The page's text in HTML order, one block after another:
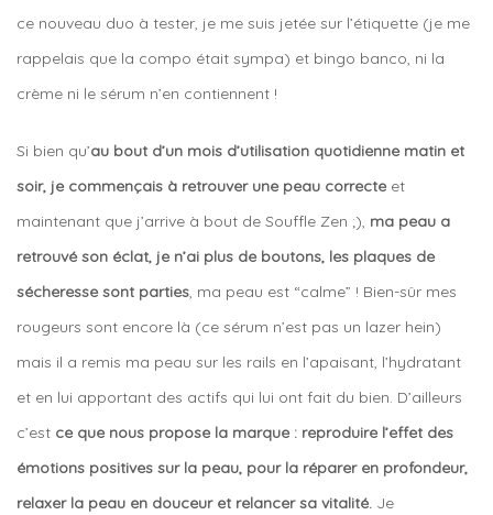
ce nouveau duo à tester, je me suis jetée sur l’étiquette (je me
rappelais que la compo était sympa) et bingo banco, ni la
crème ni le sérum n’en contiennent !
Si bien qu’au bout d’un mois d’utilisation quotidienne matin et
soir, je commençais à retrouver une peau correcte et
maintenant que j’arrive à bout de Souffle Zen ;), ma peau a
retrouvé son éclat, je n’ai plus de boutons, les plaques de
sécheresse sont parties, ma peau est “calme” ! Bien-sûr mes
rougeurs sont encore là (ce sérum n’est pas un lazer hein)
mais il a remis ma peau sur les rails en l’apaisant, l’hydratant
et en lui apportant des actifs qui lui ont fait du bien. D’ailleurs
c’est ce que nous propose la marque : reproduire l’effet des
émotions positives sur la peau, pour la réparer en profondeur,
relaxer la peau en douceur et relancer sa vitalité. Je